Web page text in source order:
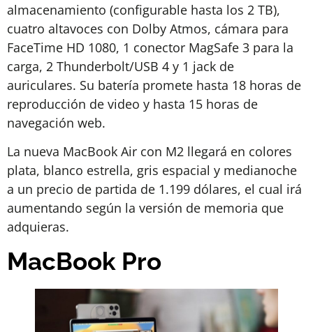
almacenamiento (configurable hasta los 2 TB),
cuatro altavoces con Dolby Atmos, cámara para
FaceTime HD 1080, 1 conector MagSafe 3 para la
carga, 2 Thunderbolt/USB 4 y 1 jack de
auriculares. Su batería promete hasta 18 horas de
reproducción de video y hasta 15 horas de
navegación web.
La nueva MacBook Air con M2 llegará en colores
plata, blanco estrella, gris espacial y medianoche
a un precio de partida de 1.199 dólares, el cual irá
aumentando según la versión de memoria que
adquieras.
MacBook Pro